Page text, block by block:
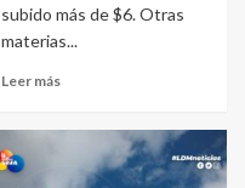
subido más de $6. Otras
materias...
Leer más